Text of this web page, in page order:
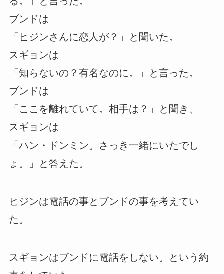
ブンドは
「ヒジンさんに恋人が？」と聞いた。
スギョンは
「知らないの？有名なのに。」と言った。
ブンドは
「ここを離れていて。相手は？」と聞き、
スギョンは
「ハン・ドンミン。さっき一緒にいたでし
ょ。」と答えた。
ヒジンは電話の事とブンドの事を考えてい
た。
スギョンはブンドに電話をしない。という約